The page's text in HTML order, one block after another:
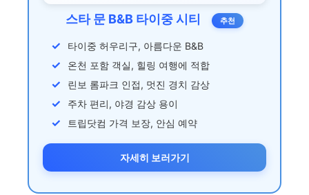
스타 문 B&B 타이중 시티 추천
타이중 허우리구, 아름다운 B&B
온천 포함 객실, 힐링 여행에 적합
린보 롬파크 인접, 멋진 경치 감상
주차 편리, 야경 감상 용이
트립닷컴 가격 보장, 안심 예약
자세히 보러가기